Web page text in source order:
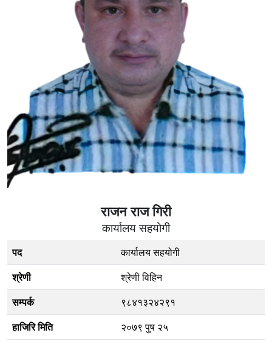
राजन राज गिरी
कार्यालय सहयोगी
पद
कार्यालय सहयोगी
श्रेणी
श्रेणी विहिन
सम्पर्क
९८४१३२४२९१
हाजिरि मिति
२०७९ पुष २५